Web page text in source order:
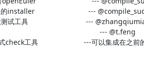
installer                           ---
试工具                             ---
--- @t.feng
check工具                       ---可以集成在之前